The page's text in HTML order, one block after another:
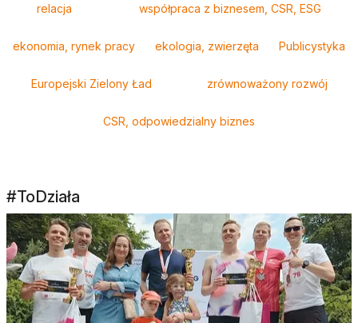
relacja współpraca z biznesem, CSR, ESG
ekonomia, rynek pracy ekologia, zwierzęta Publicystyka
Europejski Zielony Ład zrównoważony rozwój
CSR, odpowiedzialny biznes
#ToDziała